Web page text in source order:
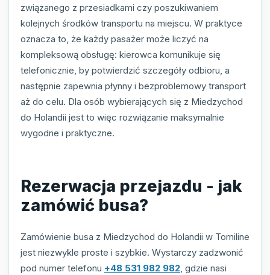
związanego z przesiadkami czy poszukiwaniem
kolejnych środków transportu na miejscu. W praktyce
oznacza to, że każdy pasażer może liczyć na
kompleksową obsługę: kierowca komunikuje się
telefonicznie, by potwierdzić szczegóły odbioru, a
następnie zapewnia płynny i bezproblemowy transport
aż do celu. Dla osób wybierających się z Miedzychod
do Holandii jest to więc rozwiązanie maksymalnie
wygodne i praktyczne.
Rezerwacja przejazdu - jak
zamówić busa?
Zamówienie busa z Miedzychod do Holandii w Tomiline
jest niezwykle proste i szybkie. Wystarczy zadzwonić
pod numer telefonu +48 531 982 982 , gdzie nasi